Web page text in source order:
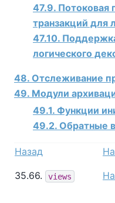
47.9. Потоковая
транзакций для
47.10.
логического
48. Отслеживание
49. Модули
49.1. Функции
49.2. Обратные
Назад
35.66. views